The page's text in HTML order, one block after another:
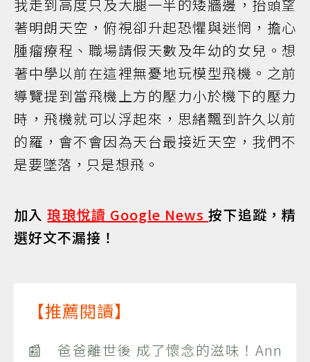
我走到高度只及大腿一半的矮牆邊，抬頭望
著明朗天空，俯視卻升起恐懼與迷惘，擔心
腫瘤療程、職場請假天數及年幼的女兒。想
著中學以前在這裡無憂地玩模型飛機。之前
導覽提到當飛機上方的壓力小於機下的壓力
時，飛機就可以浮起來，思緒飄到許久以前
的羅，會不會因為天台最接近天空，我們不
是要墜落，只是想飛。
加入琅琅悅讀 Google News按下追蹤，精
選好文不漏接！
【推薦閱讀】
📰 爸爸離世後 成了懷念的滋味！Ann